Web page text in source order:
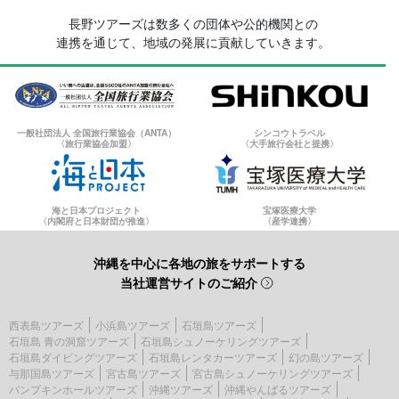
長野ツアーズは数多くの団体や公的機関との
連携を通じて、地域の発展に貢献していきます。
一般社団法人 全国旅行業協会（ANTA）
〈旅行業協会加盟〉
シンコウトラベル
〈大手旅行会社と提携〉
海と日本プロジェクト
〈内閣府と日本財団が推進〉
宝塚医療大学
〈産学連携〉
沖縄を中心に各地の旅をサポートする
当社運営サイトのご紹介
西表島ツアーズ 小浜島ツアーズ
石垣島ツアーズ
石垣島 青の洞窟ツアーズ
石垣島シュノーケリングツアーズ
石垣島ダイビングツアーズ
石垣島レンタカーツアーズ
幻の島ツアーズ
与那国島ツアーズ
宮古島ツアーズ
宮古島シュノーケリングツアーズ
パンプキンホールツアーズ
沖縄ツアーズ
沖縄やんばるツアーズ